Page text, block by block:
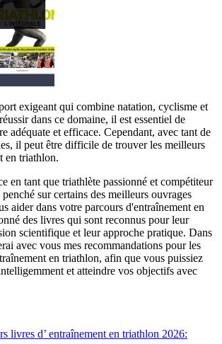
exigeant qui combine natation, cyclisme et
dans ce domaine, il est essentiel de
adéquate et efficace. Cependant, avec tant de
il peut être difficile de trouver les meilleurs
en triathlon.
en tant que triathlète passionné et compétiteur
sur certains des meilleurs ouvrages
aider dans votre parcours d'entraînement en
des livres qui sont reconnus pour leur
scientifique et leur approche pratique. Dans
avec vous mes recommandations pour les
en triathlon, afin que vous puissiez
et atteindre vos objectifs avec
livres d’ entraînement en triathlon 2026: